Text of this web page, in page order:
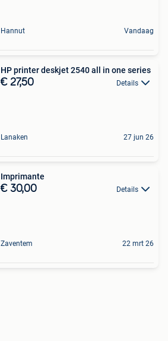
Hannut Vandaag
HP printer deskjet 2540 all in one series
€ 27,50 Details
Lanaken 27 jun 26
Imprimante
€ 30,00 Details
Zaventem 22 mrt 26